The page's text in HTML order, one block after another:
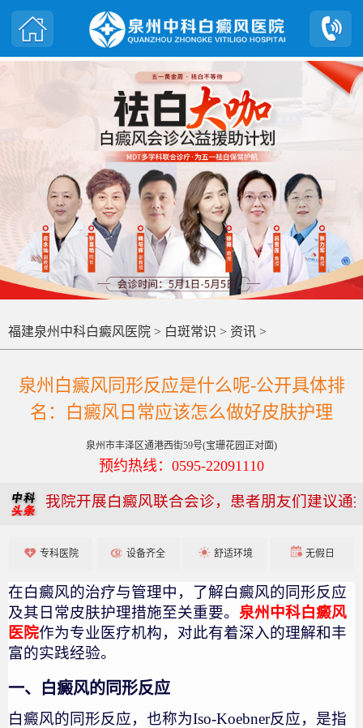
福建泉州中科白癜风医院 > 白斑常识 > 资讯 >
泉州白癜风同形反应是什么呢-公开具体排
名：白癜风日常应该怎么做好皮肤护理
泉州市丰泽区通港西街59号(宝珊花园正对面)
预约热线：0595-22091110
我院开展白癜风联合会诊，患者朋友们建议通
专科医院 设备齐全 舒适环境 无假日
在白癜风的治疗与管理中，了解白癜风的同形反应
及其日常皮肤护理措施至关重要。 泉州中科白癜风
医院作为专业医疗机构，对此有着深入的理解和丰
富的实践经验。
一、白癜风的同形反应
白癜风的同形反应，也称为Iso-Koebner反应，是指